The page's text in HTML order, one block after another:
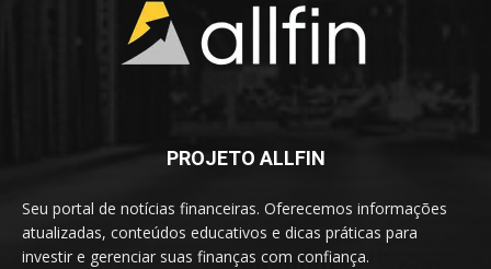
PROJETO ALLFIN
Seu portal de notícias financeiras. Oferecemos informações
atualizadas, conteúdos educativos e dicas práticas para
investir e gerenciar suas finanças com confiança.